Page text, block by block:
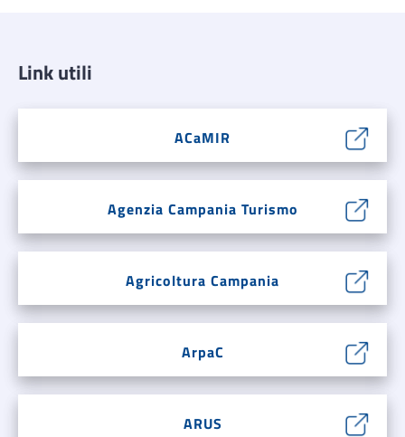
Link utili
ACaMIR
Agenzia Campania Turismo
Agricoltura Campania
ArpaC
ARUS